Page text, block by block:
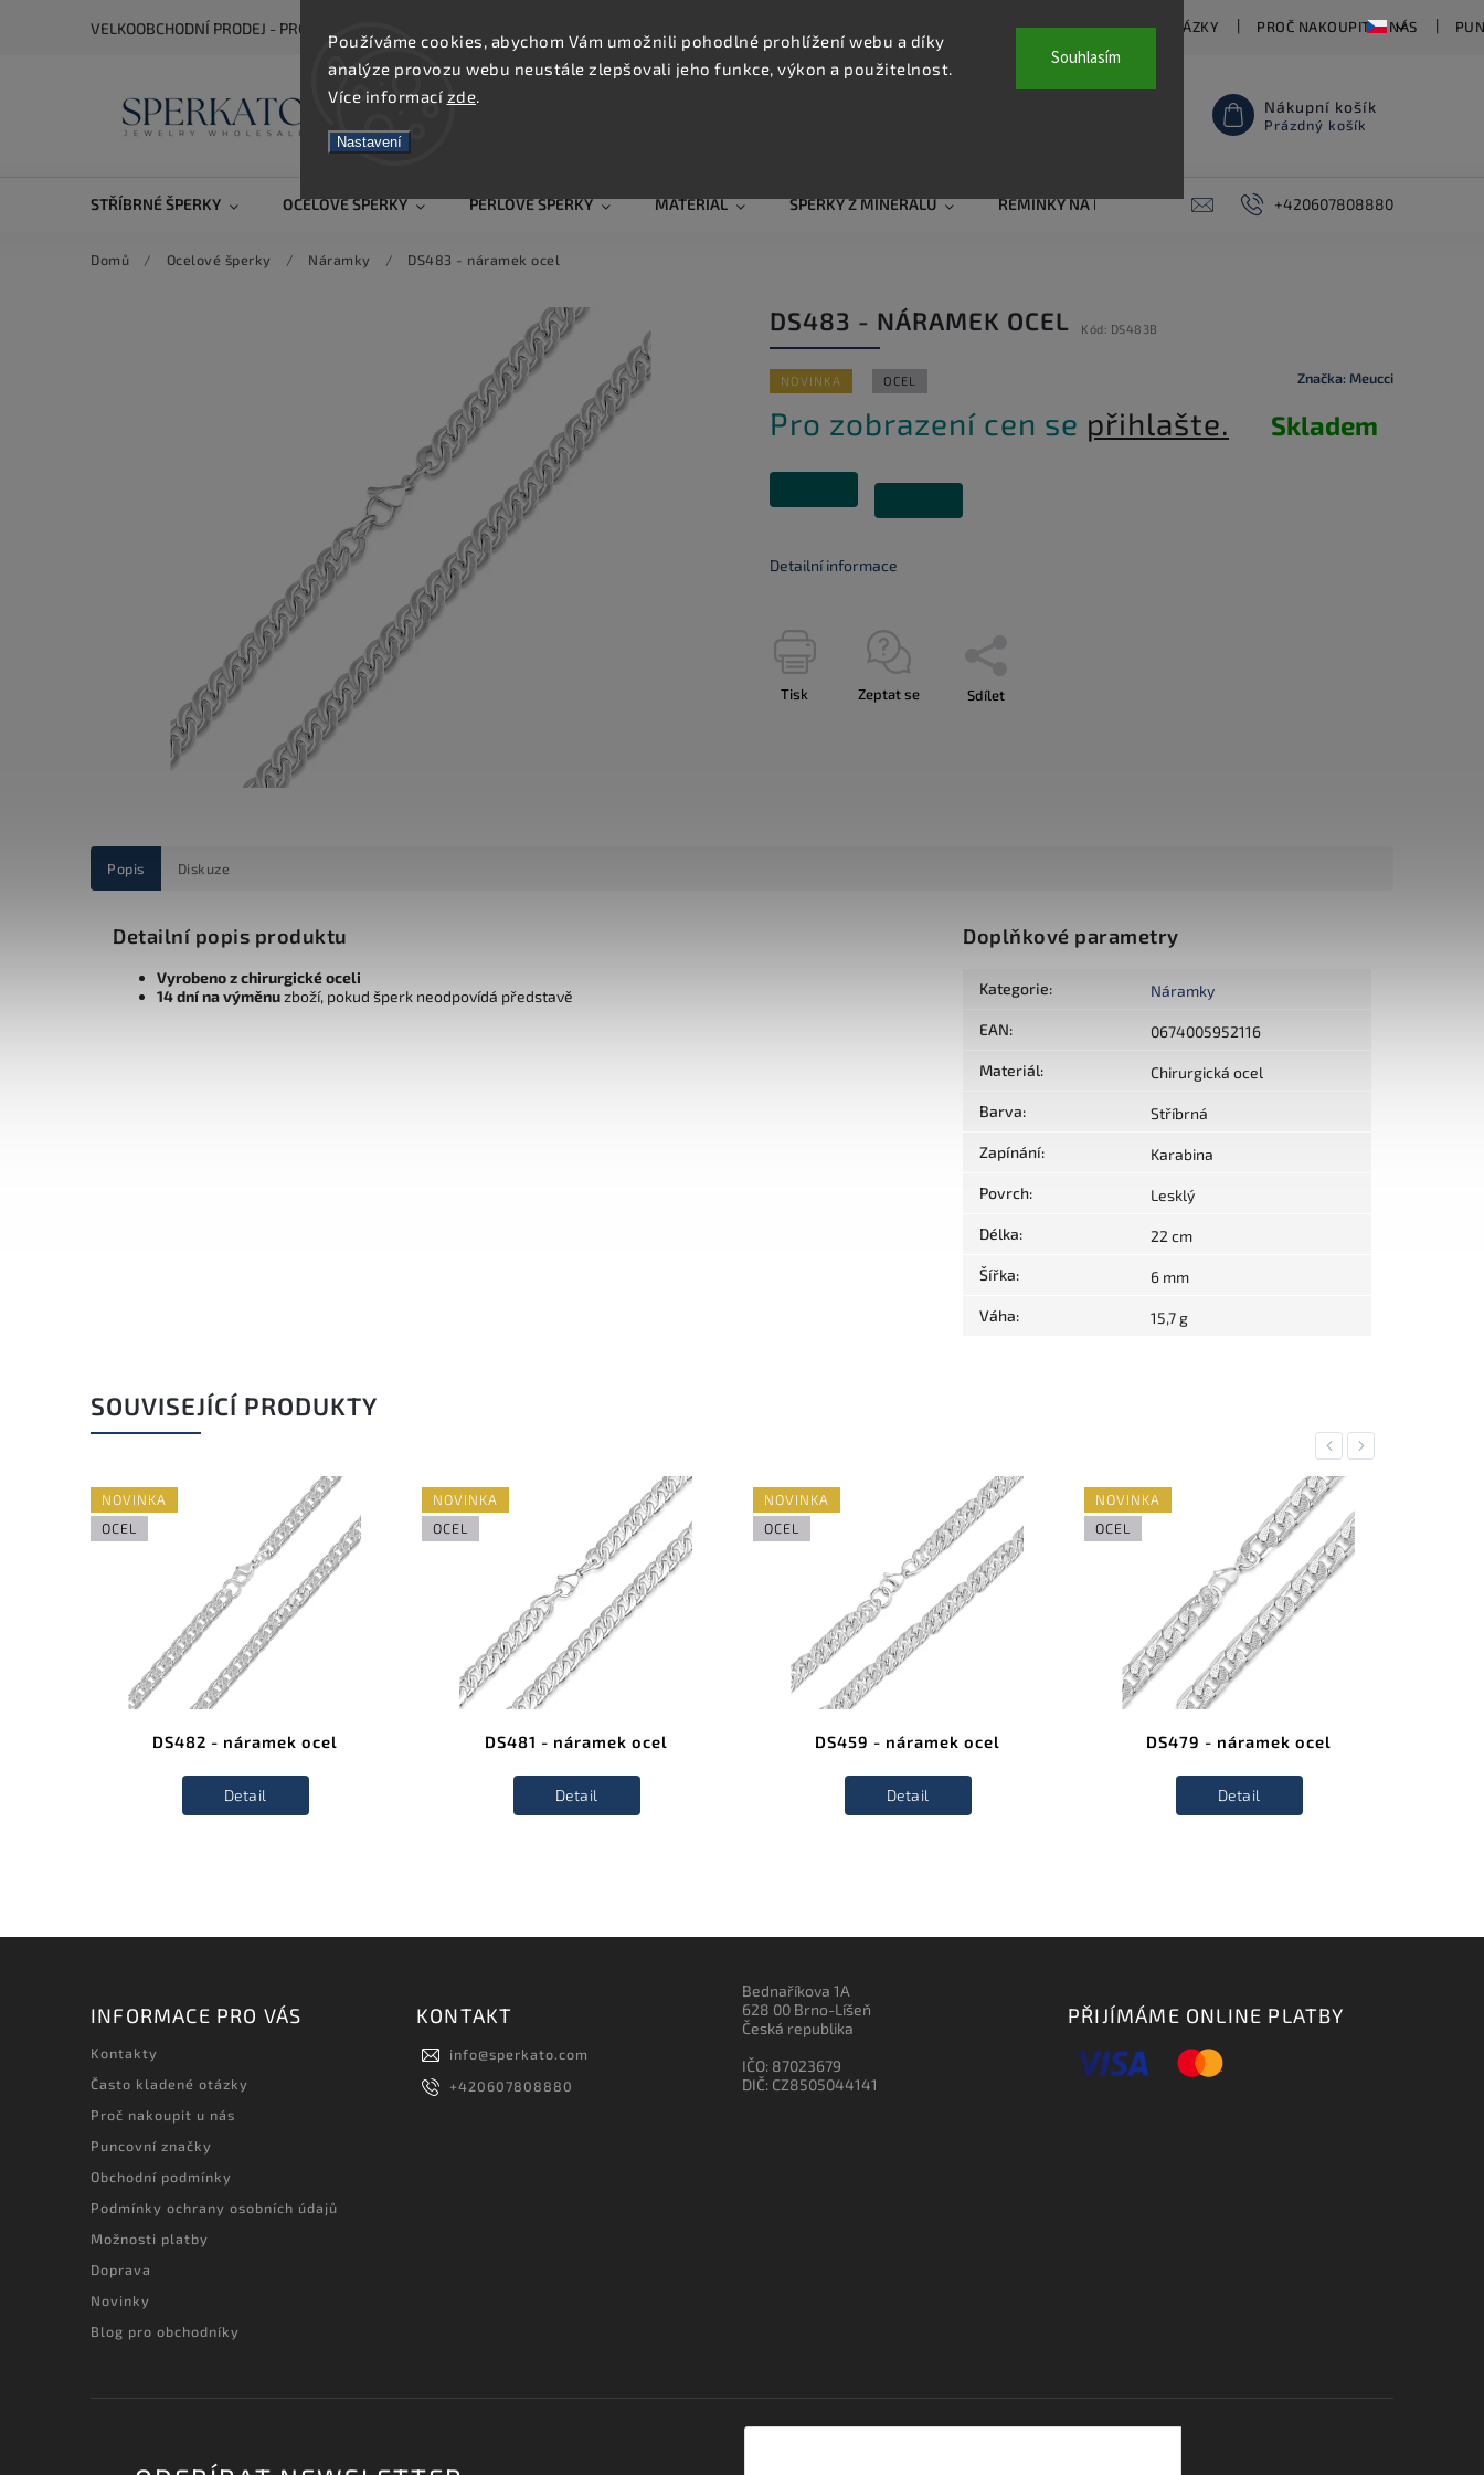
Používáme cookies, abychom Vám umožnili pohodlné prohlížení webu a díky
analýze provozu webu neustále zlepšovali jeho funkce, výkon a použitelnost.
Více informací zde.
Nastavení
Souhlasím
VELKOOBCHODNÍ PRODEJ - PRO ZOBRAZENÍ CEN SE REGISTRUJTE ČASTO KLADENÉ OTÁZKY PROČ NAKOUPIT U NÁS
Nákupní košík
Prázdný košík
STŘÍBRNÉ ŠPERKY OCELOVÉ ŠPERKY PERLOVÉ ŠPERKY MATERIÁL ŠPERKY Z MINERÁLŮ ŘEMÍNKY NA HODINKY AKCE PIERCING
+420607808880
Domů / Ocelové šperky / Náramky / DS483 - náramek ocel
DS483 - NÁRAMEK OCEL Kód: DS483B
NOVINKA OCEL Značka: Meucci
Pro zobrazení cen se přihlašte. Skladem
Detailní informace
Tisk Zeptat se Sdílet
Popis Diskuze
Detailní popis produktu
Vyrobeno z chirurgické oceli
14 dní na výměnuzboží, pokud šperk neodpovídá představě
Doplňkové parametry
Kategorie: Náramky
EAN: 0674005952116
Materiál: Chirurgická ocel
Barva: Stříbrná
Zapínání: Karabina
Povrch: Lesklý
Délka: 22 cm
Šířka: 6 mm
Váha: 15,7 g
SOUVISEJÍCÍ PRODUKTY
Previous
NOVINKA
OCEL
DS482 - náramek ocel
Detail
NOVINKA
OCEL
DS481 - náramek ocel
Detail
NOVINKA
OCEL
DS459 - náramek ocel
Detail
NOVINKA
OCEL
DS479 - náramek ocel
Detail
Next
INFORMACE PRO VÁS
Kontakty
Často kladené otázky
Proč nakoupit u nás
Puncovní značky
Obchodní podmínky
Podmínky ochrany osobních údajů
Možnosti platby
Doprava
Novinky
Blog pro obchodníky
KONTAKT
info@sperkato.com
+420607808880
Bednaříkova 1A
628 00 Brno-Líšeň
Česká republika
IČO: 87023679
DIČ: CZ8505044141
PŘIJÍMÁME ONLINE PLATBY